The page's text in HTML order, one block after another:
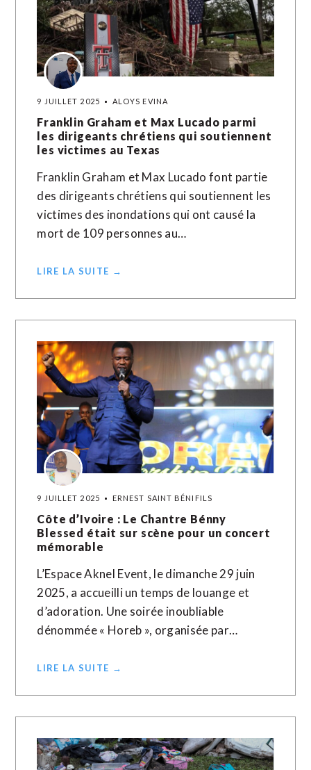
9 JUILLET 2025 ALOYS EVINA
Franklin Graham et Max Lucado parmi
les dirigeants chrétiens qui soutiennent
les victimes au Texas
Franklin Graham et Max Lucado font partie
des dirigeants chrétiens qui soutiennent les
victimes des inondations qui ont causé la
mort de 109 personnes au…
LIRE LA SUITE →
9 JUILLET 2025 ERNEST SAINT BÉNIFILS
Côte d’Ivoire : Le Chantre Bénny
Blessed était sur scène pour un concert
mémorable
L’Espace Aknel Event, le dimanche 29 juin
2025, a accueilli un temps de louange et
d’adoration. Une soirée inoubliable
dénommée « Horeb », organisée par…
LIRE LA SUITE →